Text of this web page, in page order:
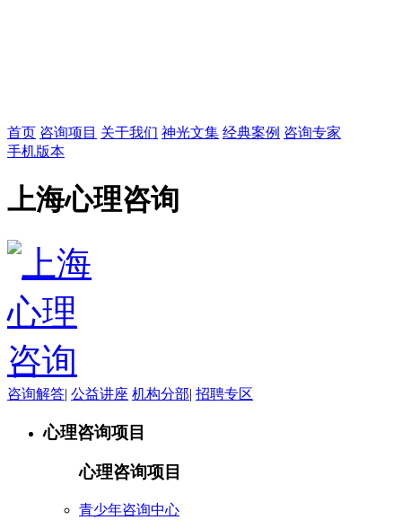
首页 咨询项目 关于我们 神光文集 经典案例 咨询专家
手机版本
上海心理咨询
咨询解答| 公益讲座 机构分部| 招聘专区
心理咨询项目
心理咨询项目
青少年咨询中心